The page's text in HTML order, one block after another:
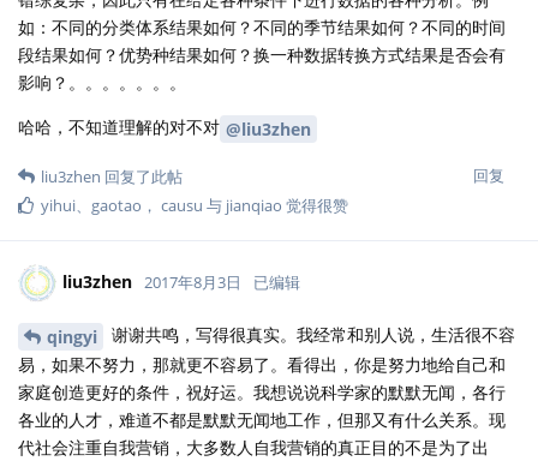
如：不同的分类体系结果如何？不同的季节结果如何？不同的时间
段结果如何？优势种结果如何？换一种数据转换方式结果是否会有
影响？。。。。。。。
哈哈，不知道理解的对不对 @liu3zhen
回复
liu3zhen 回复了此帖
yihui、 gaotao ， causu 与 jianqiao 觉得很赞
liu3zhen 2017年8月3日 已编辑
qingyi
谢谢共鸣，写得很真实。我经常和别人说，生活很不容
易，如果不努力，那就更不容易了。看得出，你是努力地给自己和
家庭创造更好的条件，祝好运。我想说说科学家的默默无闻，各行
各业的人才，难道不都是默默无闻地工作，但那又有什么关系。现
代社会注重自我营销，大多数人自我营销的真正目的不是为了出